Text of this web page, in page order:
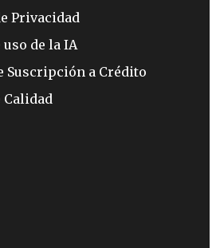
Privacidad
de la IA
Suscripción a Crédito
Calidad